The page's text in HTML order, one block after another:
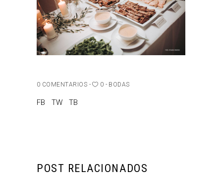
0 COMENTARIOS 0 BODAS
FB TW TB
POST RELACIONADOS